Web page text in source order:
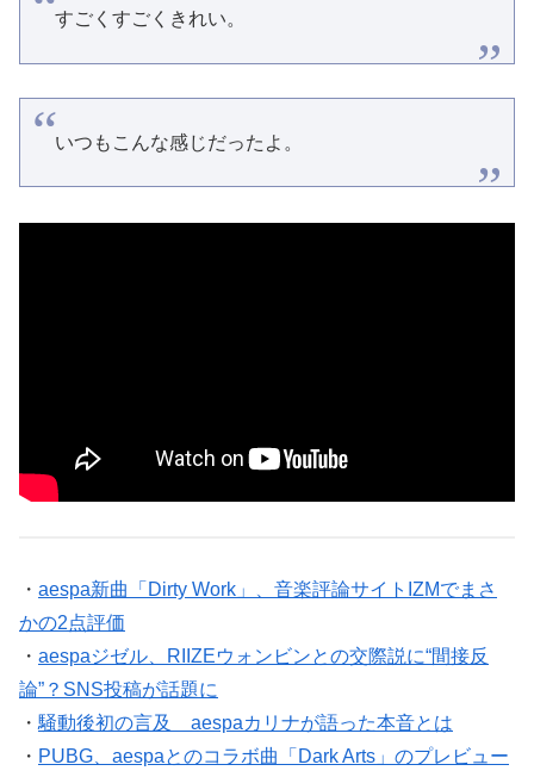
すごくすごくきれい。
いつもこんな感じだったよ。
・ aespa新曲「Dirty Work」、音楽評論サイトIZMでまさ
かの2点評価
・ aespaジゼル、RIIZEウォンビンとの交際説に“間接反
論”？SNS投稿が話題に
・ 騒動後初の言及 aespaカリナが語った本音とは
・ PUBG、aespaとのコラボ曲「Dark Arts」のプレビュー